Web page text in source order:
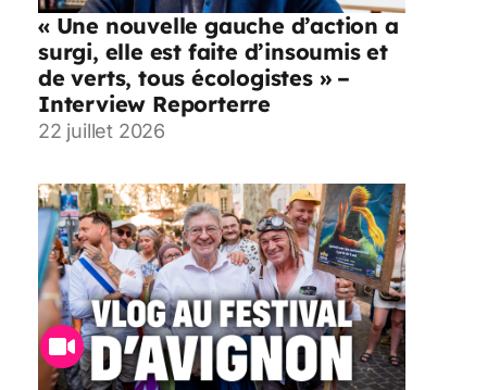
« Une nouvelle gauche d’action a
surgi, elle est faite d’insoumis et
de verts, tous écologistes » –
Interview Reporterre
22 juillet 2026